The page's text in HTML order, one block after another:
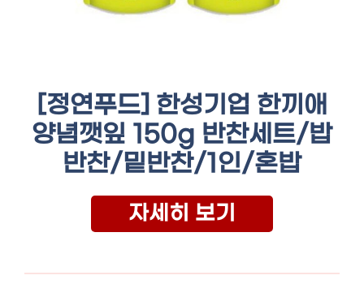
[정연푸드] 한성기업 한끼애
양념깻잎 150g 반찬세트/밥
반찬/밑반찬/1인/혼밥
자세히 보기